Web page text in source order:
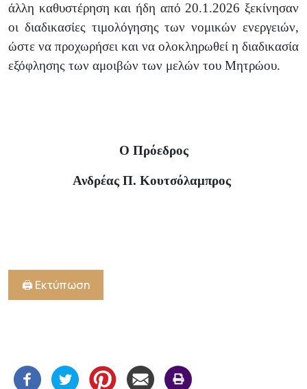
άλλη καθυστέρηση και ήδη από 20.1.2026 ξεκίνησαν
οι διαδικασίες τιμολόγησης των νομικών ενεργειών,
ώστε να προχωρήσει και να ολοκληρωθεί η διαδικασία
εξόφλησης των αμοιβών των μελών του Μητρώου.
Ο Πρόεδρος
Ανδρέας Π. Κουτσόλαμπρος
🖨️ Εκτύπωση